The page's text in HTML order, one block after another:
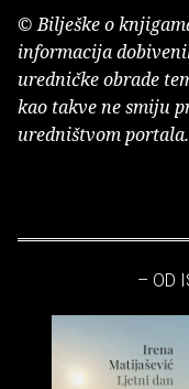
© Bilješke o
informacija
uredničke obrade
kao takve ne smiju
uredništvom portala.
– OD